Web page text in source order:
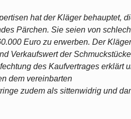
hat der Kläger behauptet,
Pärchen. Sie seien von
Euro zu erwerben. Der
Verkaufswert der
des Kaufvertrages erklärt
dem vereinbarten
zudem als sittenwidrig und